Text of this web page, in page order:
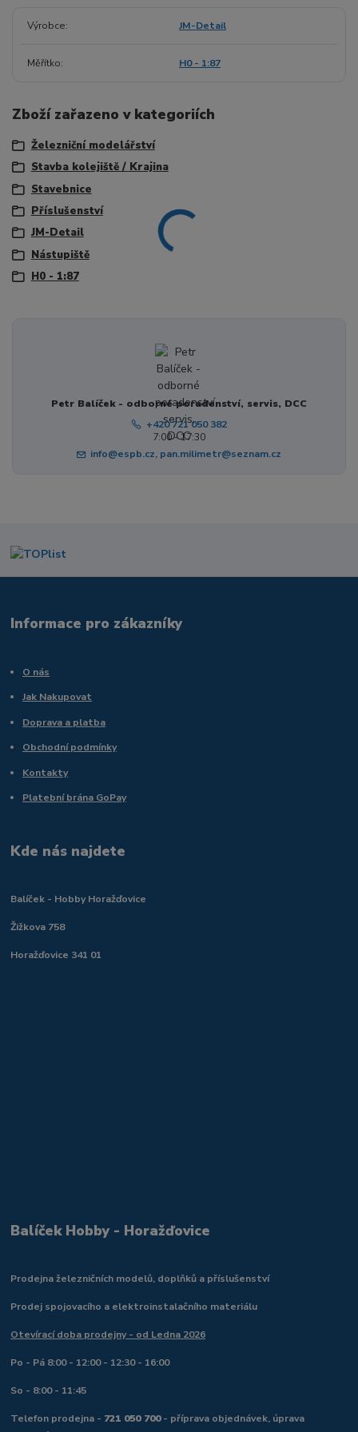
Výrobce JM-Detail
Měřítko H0 - 1:87
Zboží zařazeno v kategoriích
Železniční modelářství
Stavba kolejiště / Krajina
Stavebnice
Příslušenství
JM-Detail
Nástupiště
H0 - 1:87
Petr Balíček - odborné poradenství, servis, DCC
+420 721 050 382
7:00 - 17:30
info@espb.cz, pan.milimetr@seznam.cz
Informace pro zákazníky
O nás
Jak Nakupovat
Doprava a platba
Obchodní podmínky
Kontakty
Platební brána GoPay
Kde nás najdete
Balíček - Hobby Horažďovice
Žižkova 758
Horažďovice 341 01
Balíček Hobby - Horažďovice
Prodejna železničních modelů, doplňků a příslušenství
Prodej spojovacího a elektroinstalačního materiálu
Otevírací doba prodejny - od Ledna 2026
Po - Pá 8:00 - 12:00 - 12:30 - 16:00
So - 8:00 - 11:45
Telefon prodejna - 721 050 700- příprava objednávek, úprava